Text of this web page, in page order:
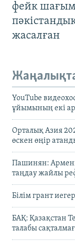
фейк шағым
жасалған
YouTube
ұйымының екі
Орталық Азия
өскен өңір
Пашинян:
таңдау жайлы
Білім грант
БАҚ: Қазақстан
талабы